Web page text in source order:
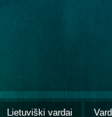
Lietuviški vardai